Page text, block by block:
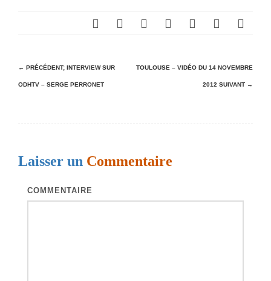
N
a
a
← PRÉCÉDENT; INTERVIEW SUR
ODHTV – SERGE PERRONET
TOULOUSE – VIDÉO DU 14 NOVEMBRE
2012 SUIVANT →
Laisser un Commentaire
COMMENTAIRE